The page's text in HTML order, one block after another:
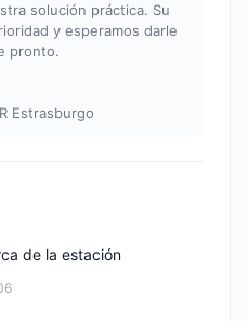
solución práctica. Su
y esperamos darle
pronto.
Estrasburgo
de la estación